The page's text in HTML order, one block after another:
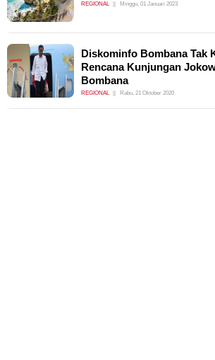
REGIONAL Minggu, 01 Januari 2023
Diskominfo Bombana Tak
Rencana Kunjungan
Bombana
REGIONAL Rabu, 21 Oktober 2020